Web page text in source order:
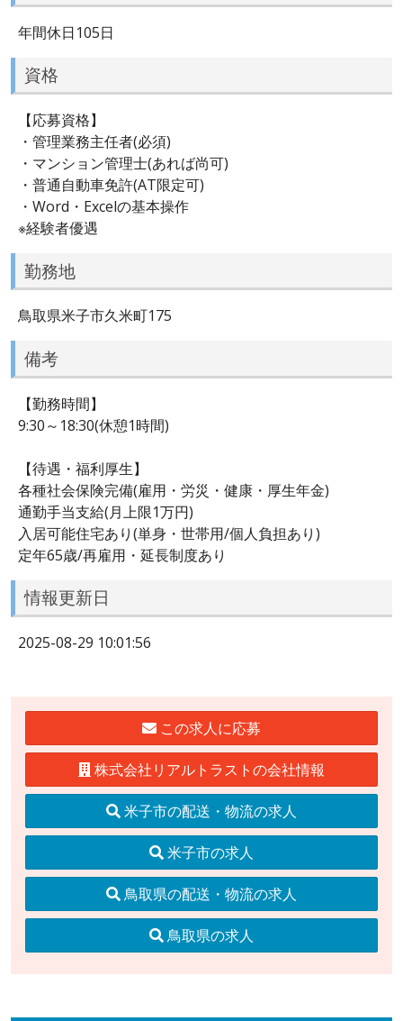
年間休日105日
資格
【応募資格】
・管理業務主任者(必須)
・マンション管理士(あれば尚可)
・普通自動車免許(AT限定可)
・Word・Excelの基本操作
※経験者優遇
勤務地
鳥取県米子市久米町175
備考
【勤務時間】
9:30～18:30(休憩1時間)
【待遇・福利厚生】
各種社会保険完備(雇用・労災・健康・厚生年金)
通勤手当支給(月上限1万円)
入居可能住宅あり(単身・世帯用/個人負担あり)
定年65歳/再雇用・延長制度あり
情報更新日
2025-08-29 10:01:56
この求人に応募
株式会社リアルトラストの会社情報
米子市の配送・物流の求人
米子市の求人
鳥取県の配送・物流の求人
鳥取県の求人